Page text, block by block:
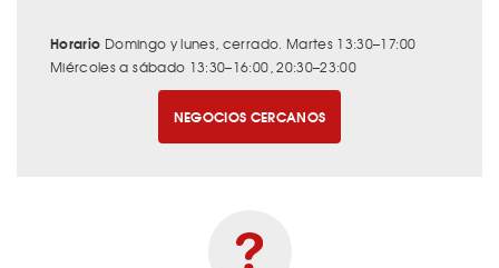
Horario Domingo y lunes, cerrado. Martes 13:30–17:00
Miércoles a sábado 13:30–16:00, 20:30–23:00
NEGOCIOS CERCANOS